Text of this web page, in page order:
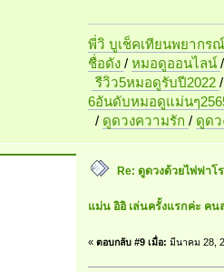
พี่วิ บูเช็คเทียนพยากร
ชื่อดัง / หมอดูออนไลน์
รีวิว5หมอดูรับปี2022
6อันดับหมอดูแม่นๆ
/ ดูดวงความรัก / ดูด
Re: ดูดวงด้วยไพ่ฟา
แม่น อิอิ เล่นครั้งแรกค่ะ คน
« ตอบกลับ #9 เมื่อ: มีนาคม 28,